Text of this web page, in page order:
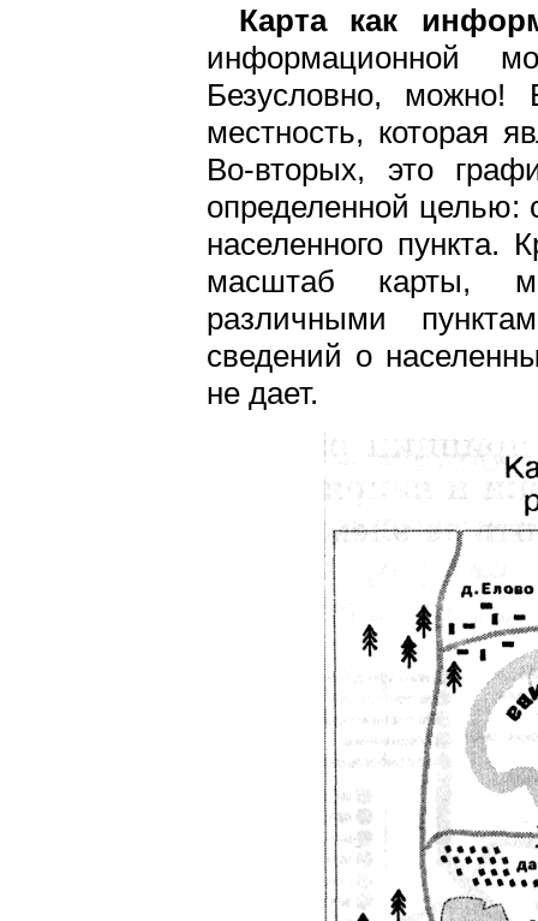
Карта как
информационной
Безусловно,
местность, которая
Во-вторых, это
определенной целью:
населенного пункта.
масштаб карты,
различными
сведений о
не дает.